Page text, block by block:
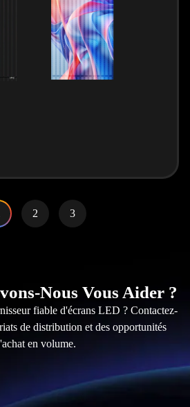
2 3
Nous Vous Aider ?
fiable d'écrans LED ? Contactez-
de distribution et des opportunités
en volume.